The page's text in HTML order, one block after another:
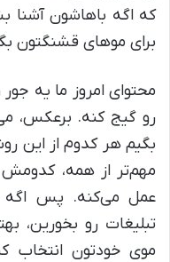
که اگه باهاشون آشنا
برای موهای قشنگتون
محتوای امروز ما یه
رو گیج کنه. برعکس،
بگیم هر کدوم از این
مهم‌تر از همه،
عمل می‌کنه. پس اگه
تبلیغات رو بخورین،
موی خودتون انتخاب